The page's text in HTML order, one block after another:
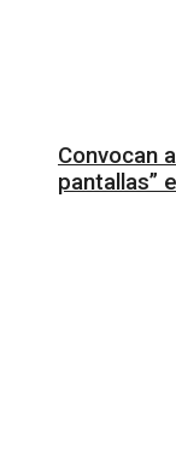
Convocan
pantallas”